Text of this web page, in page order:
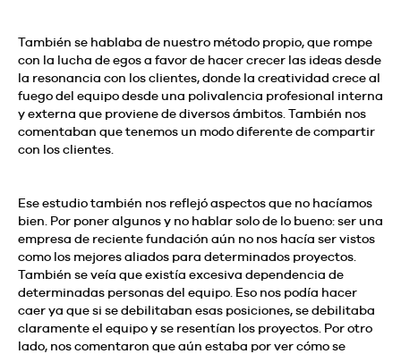
También se hablaba de nuestro método propio, que rompe
con la lucha de egos a favor de hacer crecer las ideas desde
la resonancia con los clientes, donde la creatividad crece al
fuego del equipo desde una polivalencia profesional interna
y externa que proviene de diversos ámbitos. También nos
comentaban que tenemos un modo diferente de compartir
con los clientes.
Ese estudio también nos reflejó aspectos que no hacíamos
bien. Por poner algunos y no hablar solo de lo bueno: ser una
empresa de reciente fundación aún no nos hacía ser vistos
como los mejores aliados para determinados proyectos.
También se veía que existía excesiva dependencia de
determinadas personas del equipo. Eso nos podía hacer
caer ya que si se debilitaban esas posiciones, se debilitaba
claramente el equipo y se resentían los proyectos. Por otro
lado, nos comentaron que aún estaba por ver cómo se